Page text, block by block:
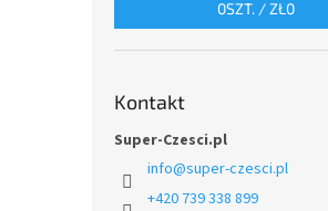
0SZT. /ZŁ0
Kontakt
Super-Czesci.pl
info@super-czesci.pl
+420 739 338 899